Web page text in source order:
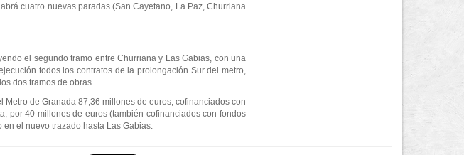
cuatro nuevas paradas (San Cayetano, La Paz, Churriana
el segundo tramo entre Churriana y Las Gabias, con una
todos los contratos de la prolongación Sur del metro,
dos tramos de obras.
de Granada 87,36 millones de euros, cofinanciados con
por 40 millones de euros (también cofinanciados con fondos
el nuevo trazado hasta Las Gabias.